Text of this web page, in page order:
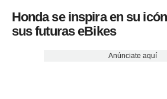
Honda se inspira en su
sus futuras eBikes
Anúnciate aquí